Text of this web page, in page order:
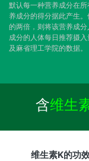
默认每一种营养成分在
养成分的得分据此产生
的两倍，则将该营养成
成分的人体每日推荐摄
及麻省理工学院的数据。
含维生
维生素K的功